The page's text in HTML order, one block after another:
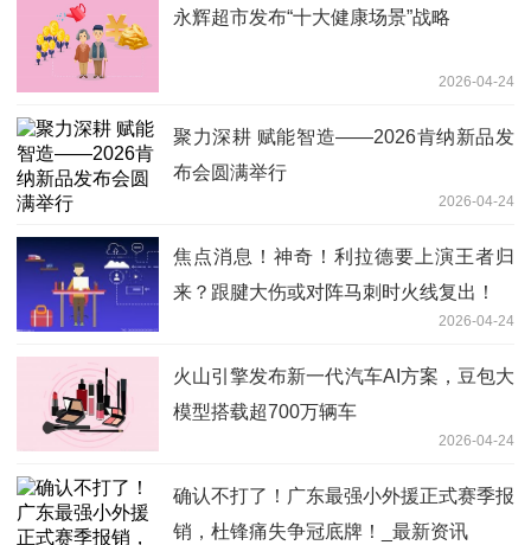
永辉超市发布“十大健康场景”战略
2026-04-24
聚力深耕 赋能智造——2026肯纳新品发
布会圆满举行
2026-04-24
焦点消息！神奇！利拉德要上演王者归
来？跟腱大伤或对阵马刺时火线复出！
2026-04-24
火山引擎发布新一代汽车AI方案，豆包大
模型搭载超700万辆车
2026-04-24
确认不打了！广东最强小外援正式赛季报
销，杜锋痛失争冠底牌！_最新资讯